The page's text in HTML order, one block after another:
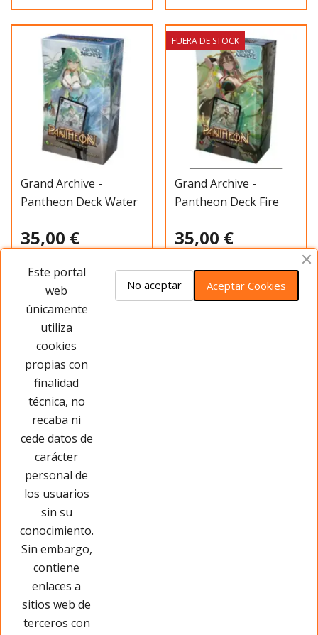
Grand Archive -
Pantheon Deck Water
35,00 €
Añadir al carrito
Grand Archive -
Pantheon Deck Fire
35,00 €
Ver más
FUERA DE STOCK
Este portal
web
únicamente
utiliza
cookies
propias con
finalidad
técnica, no
recaba ni
cede datos de
carácter
personal de
los usuarios
sin su
conocimiento.
Sin embargo,
contiene
enlaces a
sitios web de
terceros con
Aceptar Cookies
No aceptar